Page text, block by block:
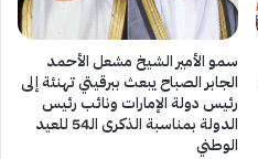
سمو الأمير الشيخ مشعل الأحمد
الجابر الصباح يبعث ببرقيتي تهنئة إلى
رئيس دولة الإمارات ونائب رئيس
الدولة بمناسبة الذكرى الـ54 للعيد
الوطني